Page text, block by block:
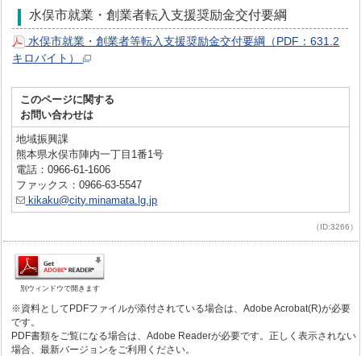
水俣市就業・創業者転入支援奨励金交付要綱
水俣市就業・創業者等転入支援奨励金交付要綱（PDF：631.2
キロバイト）
このページに関する
お問い合わせは
地域振興課
熊本県水俣市陣内一丁目1番1号
電話：0966-61-1606
ファックス：0966-63-5547
kikaku@city.minamata.lg.jp
（ID:3266）
別ウィンドウで開きます
※資料としてPDFファイルが添付されている場合は、Adobe Acrobat(R)が必要
です。
PDF書類をご覧になる場合は、Adobe Readerが必要です。正しく表示されない
場合、最新バージョンをご利用ください。